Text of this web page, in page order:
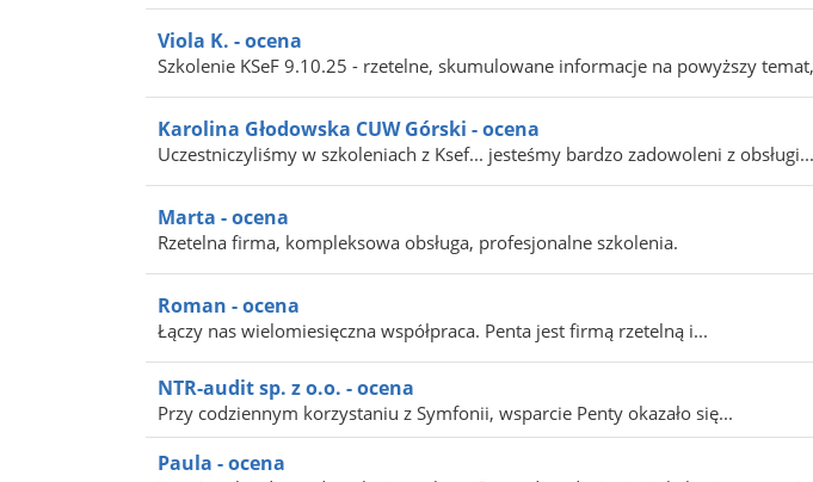
Viola K. - ocena
Szkolenie KSeF 9.10.25 - rzetelne, skumulowane informacje na powyższy
Karolina Głodowska CUW Górski - ocena
Uczestniczyliśmy w szkoleniach z Ksef... jesteśmy bardzo zadowoleni z obsługi...
Marta - ocena
Rzetelna firma, kompleksowa obsługa, profesjonalne szkolenia.
Roman - ocena
Łączy nas wielomiesięczna współpraca. Penta jest firmą rzetelną i...
NTR-audit sp. z o.o. - ocena
Przy codziennym korzystaniu z Symfonii, wsparcie Penty okazało się...
Paula - ocena